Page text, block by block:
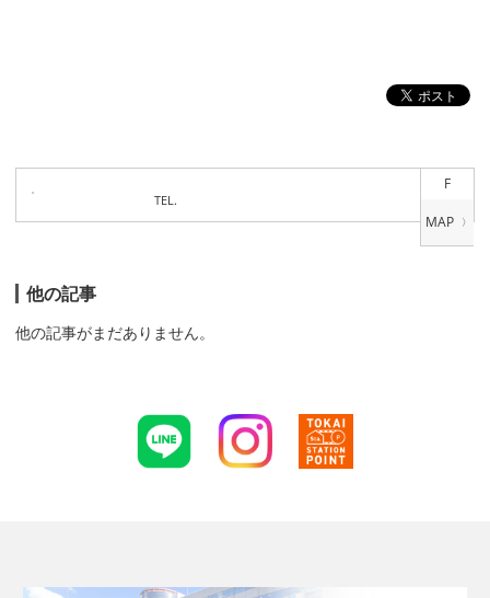
F
TEL.
他の記事
他の記事がまだありません。